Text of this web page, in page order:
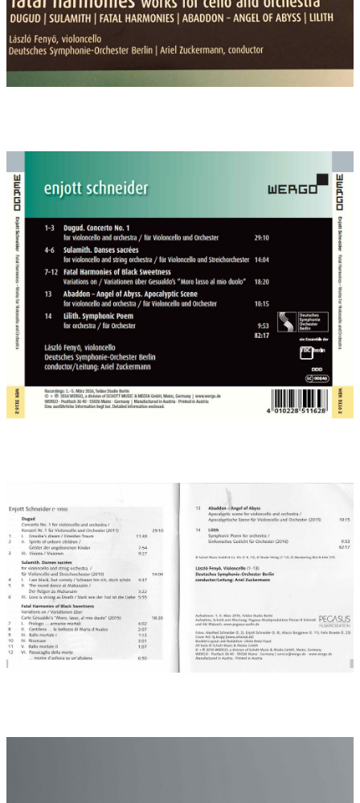
Zu den Werken:
Das Cellokonzert DUGUD ist für den Widmungsträger László
Fenyö komponiert und wurde 2011 bei der Cello-Akademie
Rutesheim von ihm und der Württembergischen Philharmonie
sumerische Name eines alten orientalischen Vogelgottes aus
Vogelgestalt haben. Der Sage nach ist Emeshe von diesem
Vogel im Traum geschwängert worden und hat mit ihrem so
gezeugten Sohn Álmos den Urahn der ungarischen Könige
gestellt. Das Konzert für Violoncello greift in archaischen
Szenarien einige der Sagenbilder auf: den dunkel-erotischen
Befruchtungskampf, den entmaterialisierten Gesang der
Ungeborenen, die Vision eines Lebens in Adler-Freiheit.
SULAMITH. DANSES SACRÉES wurde ebenfalls vom
Widmungsträger László Fenyö mit dem Südwestdeutschen
Kammerorchester (Ltg.: Johannes Klumpp) im Rahmen der
Cello-Akademie Rutesheim 2014 uraufgeführt. Das an Sulamith
gerichtete und Salomo zugeschriebene “Hohelied der Liebe”,
auch “Lied der Lieder” genannt, gehört zu den
geheimnisvollsten Texten der Bibel. Ist die Figur des Salomo
selbst schon rätselhaft, so ist die Figur der “Braut” noch
rätselhafter. Augustinus und viele andere Exegeten sahen in
diesem glühenden Feuerwerk der Sinne eine Allegorie der
mystischen Vereinigung der Seele mit Gott, andere erkannten
arabische Hochzeitsriten oder kultmythologisch die Verbindung
der alten Vegetationsgottheiten Ischtar und Tammuz. Das
letztendlich auf den Garten des Paradieses: ‘Garten’ ist eine
durchgängige Metapher der Bibel. Eine der modernsten
Deutungen gab Paul Celan in seinem 1944 in Czernowitz
verfassten Gedicht “Todesfuge”, worin Sulamith die Ur-Rolle des
jüdischen Opfers verkörpert. All diese geheimnisvollen Facetten
gehen in die Form des “Danse sacrée” ein, wo die Körperlichkeit
des Tanzen einem existentiellen Inhalt anscheinend
widersprüchlich begegnet.
FATAL HARMONIES OF BLACK SWEETNESS ist dem Cellisten
Julius Berger gewidmet und wurde von ihm am Palmsonntag
2015 in Herrsching am Ammersee mit dem Collegium
Bratananium (Ltg.: Johannes X. Schachtner) uraufgeführt. -
Carlo Gesualdo (1560-1613) ist eine der kühnsten wie
rätselhaftesten Komponistenfiguren. Seine Madrigalkunst weist
Depression und Isolation verfiel... und eben eine Radikalität des